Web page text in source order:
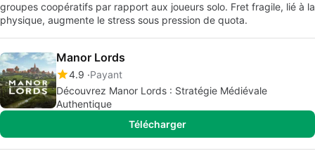
groupes coopératifs par rapport aux joueurs solo. Fret fragile, lié à la
physique, augmente le stress sous pression de quota.
Manor Lords
4.9 Payant
Découvrez Manor Lords : Stratégie Médiévale
Authentique
Télécharger